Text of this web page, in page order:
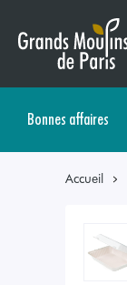
Bonnes affaires
Accueil